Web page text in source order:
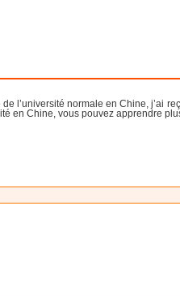
l’université normale en Chine, j’ai
en Chine, vous pouvez apprendre